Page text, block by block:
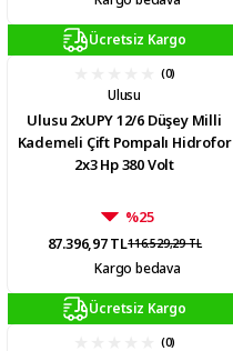
Ücretsiz Kargo
(0)
Ulusu
Ulusu 2xUPY 12/6 Düşey Milli
Kademeli Çift Pompalı Hidrofor
2x3 Hp 380 Volt
%25
87.396,97 TL116.529,29 TL
Kargo bedava
Ücretsiz Kargo
(0)